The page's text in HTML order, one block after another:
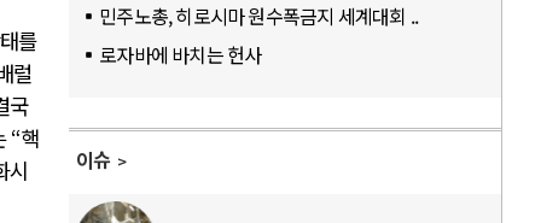
를
럴
국
“핵
시
민주노총, 히로시마 원수폭금지 세계대회 ..
로자바에 바치는 헌사
이슈